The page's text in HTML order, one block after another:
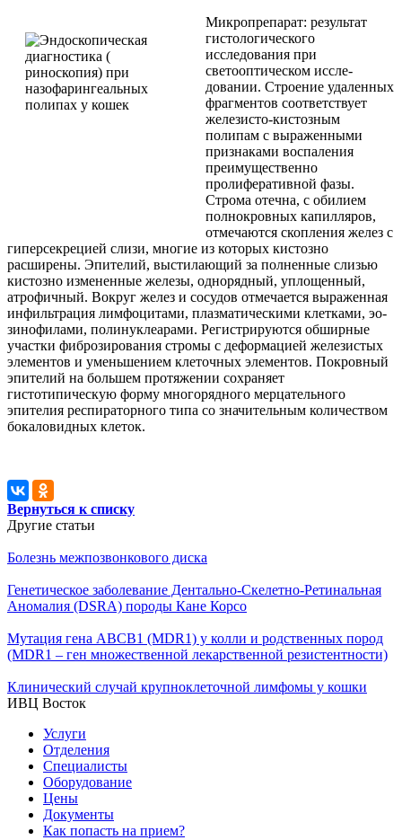
Микропрепарат: результат
гистологического
исследования при
светооптическом иссле­
довании. Строение удаленных
фрагментов соответ­ствует
железисто-кистозным
полипам с выражен­ными
признаками воспаления
преимущественно
пролиферативной фазы.
Строма отечна, с обилием
полнокровных капилляров,
отмечаются скопления желез с
гиперсекрецией слизи, многие из которых кистозно
расширены. Эпителий, выстилающий за­ полненные слизью
кистозно измененные железы, однорядный, уплощенный,
атрофичный. Вокруг желез и сосудов отмечается выраженная
инфильтра­ция лимфоцитами, плазматическими клетками, эо­
зинофилами, полинуклеарами. Регистрируются об­ширные
участки фиброзирования стромы с дефор­мацией железистых
элементов и уменьшением кле­точных элементов. Покровный
эпителий на боль­шем протяжении сохраняет
гистотипическую фор­му многорядного мерцательного
эпителия респира­торного типа со значительным количеством
бокало­видных клеток.
Вернуться к списку
Другие статьи
Болезнь межпозвонкового диска
Генетическое заболевание Дентально-Скелетно-Ретинальная
Аномалия (DSRA) породы Кане Корсо
Мутация гена АВСВ1 (MDR1) у колли и родственных пород
(MDR1 – ген множественной лекарственной резистентности)
Клинический случай крупноклеточной лимфомы у кошки
ИВЦ Восток
Услуги
Отделения
Специалисты
Оборудование
Цены
Документы
Как попасть на прием?